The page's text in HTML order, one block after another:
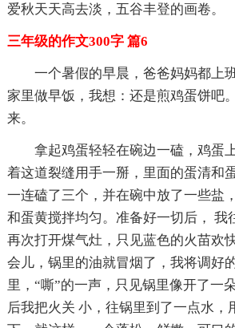
爱秋天天高去淡，五谷丰登的画卷。
三年级的作文300字 篇6
一个暑假的早晨，爸爸妈妈都上
家里做早饭，我想：还是煎鸡蛋饼吧
来。
拿起鸡蛋轻轻在碗边一磕，鸡蛋
着这道裂缝用手一掰，里面的蛋清和
一连磕了三个，并在碗中放了一些盐
和蛋黄搅拌均匀。准备好一切后， 我
再次打开煤气灶，只见蓝色的火苗欢
会儿，锅里的油就冒烟了，我将调好
里，“嘶”的一声，只见锅里像开了一
后我把火关 小，往锅里到了一点水，